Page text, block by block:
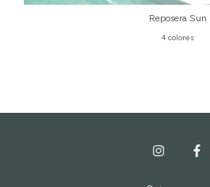
Reposera Sun
4 colores